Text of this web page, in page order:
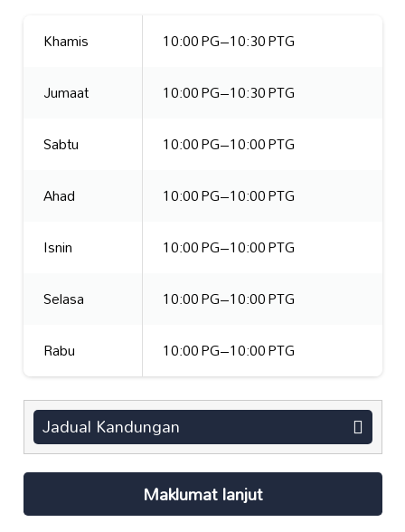
Khamis
10:00 PG–10:30 PTG
Jumaat
10:00 PG–10:30 PTG
Sabtu
10:00 PG–10:00 PTG
Ahad
10:00 PG–10:00 PTG
Isnin
10:00 PG–10:00 PTG
Selasa
10:00 PG–10:00 PTG
Rabu
10:00 PG–10:00 PTG
Jadual Kandungan
Maklumat lanjut